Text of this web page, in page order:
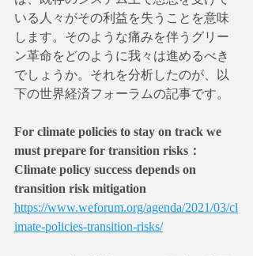
いる人々がその利益を失うことを意味
します。そのような痛みを伴うグリー
ン革命をどのように我々は進めるべき
でしょうか。それを分析したのが、以
下の世界経済フォーラムの記事です。
For climate policies to stay on track we
must prepare for transition risks：
Climate policy success depends on
transition risk mitigation
https://www.weforum.org/agenda/2021/03/cl
imate-policies-transition-risks/